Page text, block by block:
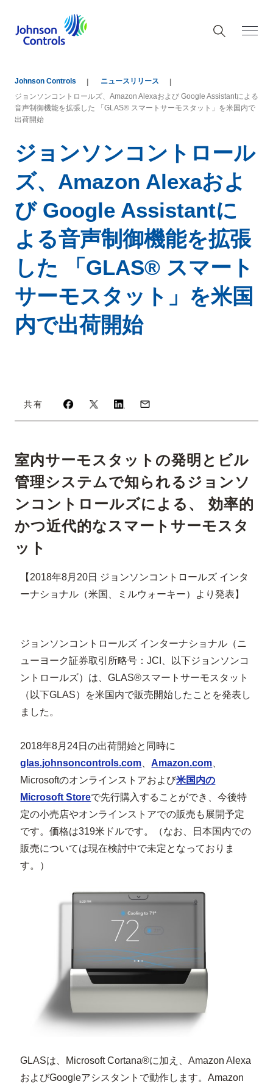
Johnson Controls
ニュースリリース
ジョンソンコントロールズ、Amazon Alexaおよび Google Assistantによる
音声制御機能を拡張した 「GLAS® スマートサーモスタット」を米国内で
出荷開始
ジョンソンコントロール
ズ、Amazon Alexaおよ
び Google Assistantに
よる音声制御機能を拡張
した 「GLAS® スマート
サーモスタット」を米国
内で出荷開始
共有
室内サーモスタットの発明とビル
管理システムで知られるジョンソ
ンコントロールズによる、 効率的
かつ近代的なスマートサーモスタ
ット
【2018年8月20日 ジョンソンコントロールズ インタ
ーナショナル（米国、ミルウォーキー）より発表】
ジョンソンコントロールズ インターナショナル（ニ
ューヨーク証券取引所略号：JCI、以下ジョンソンコ
ントロールズ）は、GLAS®スマートサーモスタット
（以下GLAS）を米国内で販売開始したことを発表し
ました。
2018年8月24日の出荷開始と同時に
glas.johnsoncontrols.com
Amazon.com
Microsoftのオンラインストアおよび米国内の
Microsoft Storeで先行購入することができ、今後特
定の小売店やオンラインストアでの販売も展開予定
です。価格は319米ドルです。（なお、日本国内での
販売については現在検討中で未定となっておりま
す。）
GLASは、Microsoft Cortana®に加え、Amazon Alexa
およびGoogleアシスタントで動作します。Amazon